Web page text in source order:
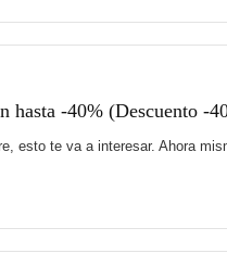
hasta -40% (Descuento -
esto te va a interesar. Ahora